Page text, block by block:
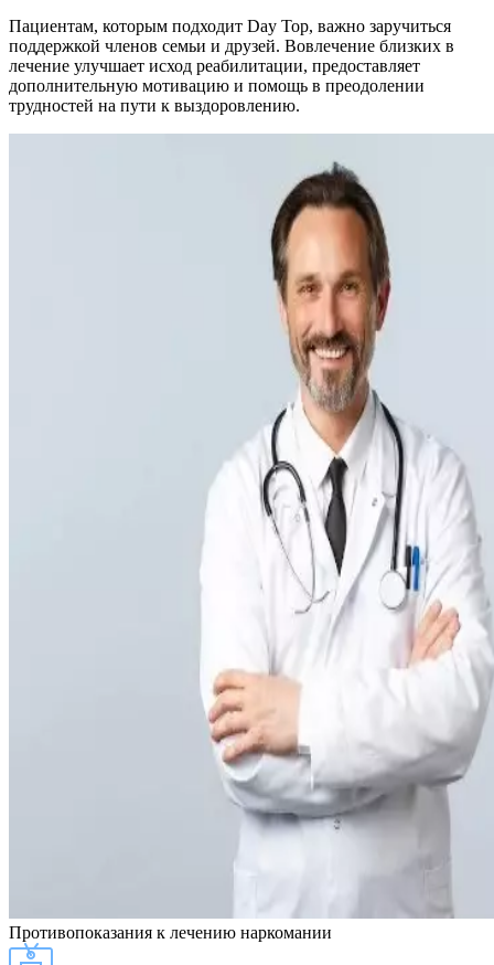
Пациентам, которым подходит Day Top, важно заручиться
поддержкой членов семьи и друзей. Вовлечение близких в
лечение улучшает исход реабилитации, предоставляет
дополнительную мотивацию и помощь в преодолении
трудностей на пути к выздоровлению.
Противопоказания к лечению наркомании